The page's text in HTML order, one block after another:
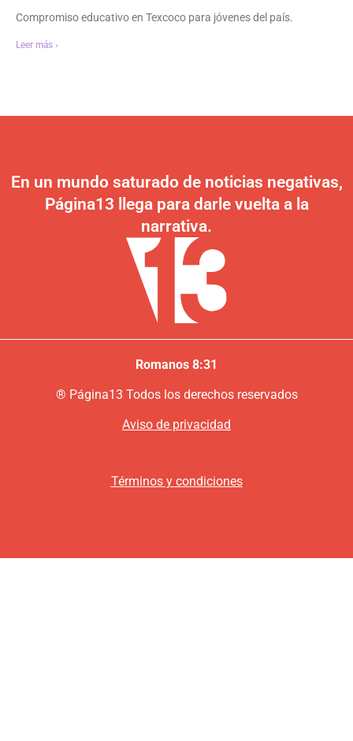
Compromiso educativo en Texcoco para jóvenes del país.
Leer más ›
En un mundo saturado de noticias negativas,
Página13 llega para darle vuelta a la
narrativa.
Romanos 8:31
® Página13 Todos los derechos reservados
Aviso de privacidad
Términos y condiciones